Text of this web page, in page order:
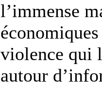
l’immense
violence qui
autour